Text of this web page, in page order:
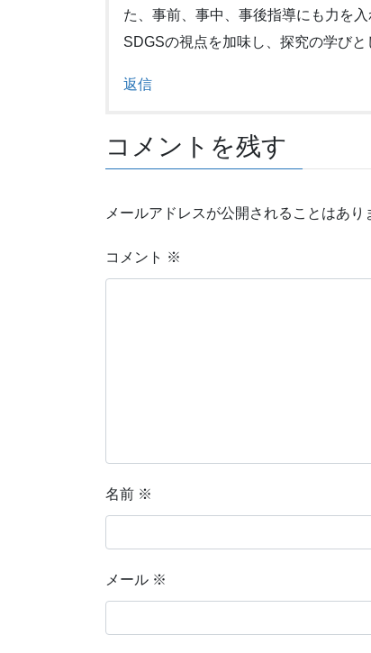
た、事前、事中、事後指導にも力を
SDGSの視点を加味し、探究の学びと
返信
コメントを残す
メールアドレスが公開されることはあり
コメント ※
名前 ※
メール ※